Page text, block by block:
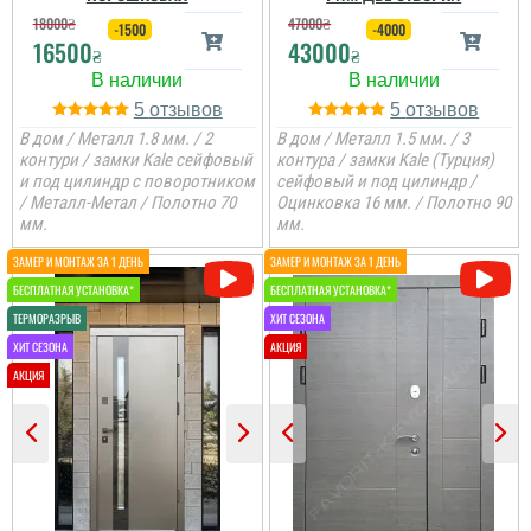
Будинок був під продаж
та і варіант не хотілось
для вулиці самий
дешевий, покриття
дійсно хороше і за такі
читати всі відгуки
фірмі Фаворит. Швидко
замовили, майстри
якісно та обережно
демонтували старі двері
і встановили нові. Двері
покриття. а от ручка і
замки сла...
читати всі відгуки
зроблені не погано і
гарне покриття, є
склопакет. Установщики
молодці виконали все
швидко
18000₴
16500₴
-1500
5
В дом / Металл 1.8 мм. / 2
контури / замки Kale сейфовый
и под цилиндр с поворотником
/ Металл-Метал / Полотно 70
мм.
47000₴
43000₴
-4000
5
В дом / Металл 1.5 мм. / 3
контура / замки Kale (Турция)
сейфовый и под цилиндр /
Оцинковка 16 мм. / Полотно 90
мм.